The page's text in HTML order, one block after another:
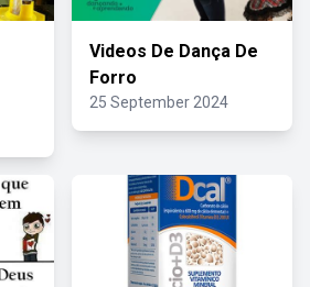
Videos De Dança De
Forro
25 September 2024